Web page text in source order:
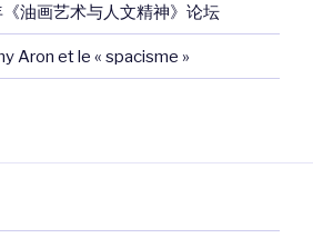
油画艺术与人文精神》论坛
Aron et le « spacisme »